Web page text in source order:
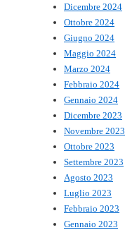
Dicembre 2024
Ottobre 2024
Giugno 2024
Maggio 2024
Marzo 2024
Febbraio 2024
Gennaio 2024
Dicembre 2023
Novembre 2023
Ottobre 2023
Settembre 2023
Agosto 2023
Luglio 2023
Febbraio 2023
Gennaio 2023